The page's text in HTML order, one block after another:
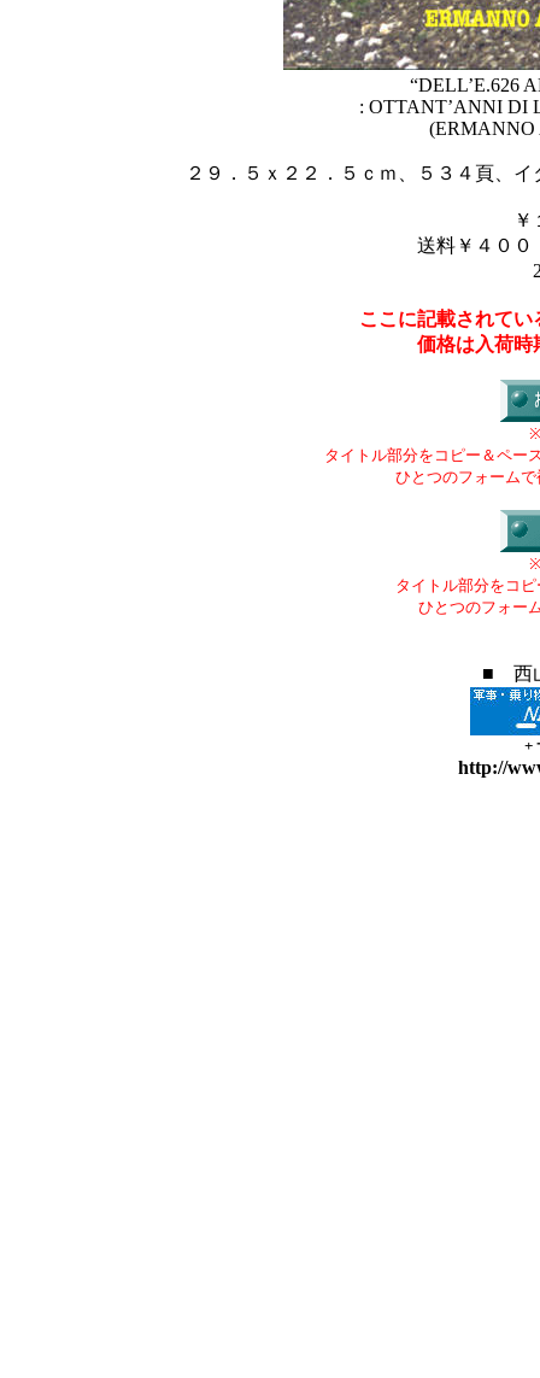
“DELL’E.626
: OTTANT’ANNI DI
(ERMANNO
２９．５ｘ２２．５ｃｍ、５３４頁、
送料￥４００
ここに記載されて
価格は入荷時
タイトル部分をコピー＆ペー
ひとつのフォーム
タイトル部分をコ
ひとつのフォー
■ 西
+
http://